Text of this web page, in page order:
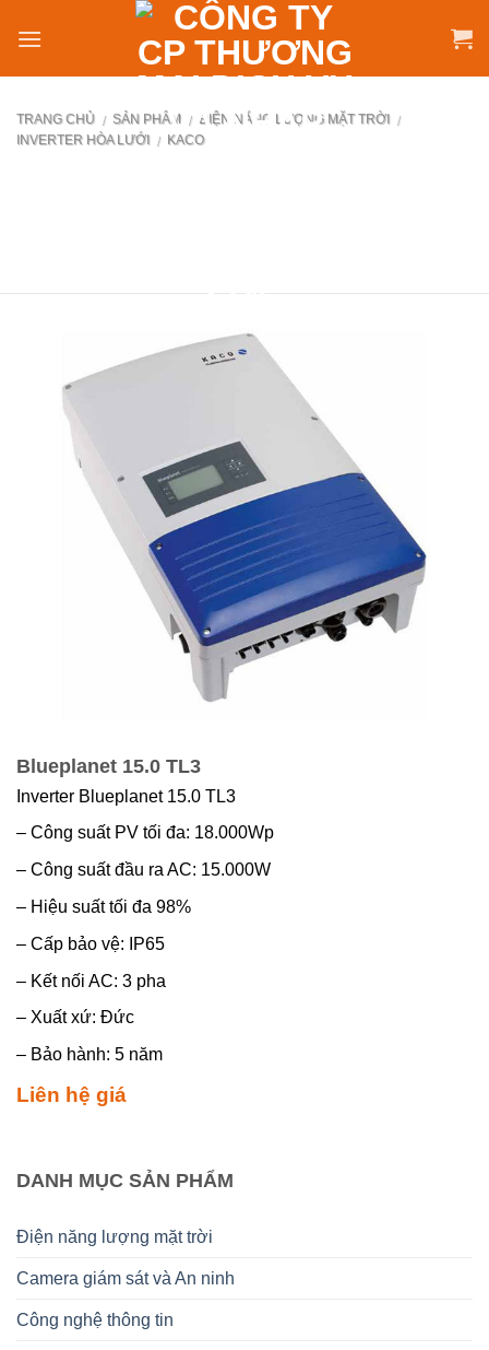
TRANG CHỦ / SẢN PHẨM / ĐIỆN NĂNG LƯỢNG MẶT TRỜI /
INVERTER HÒA LƯỚI / KACO
Blueplanet 15.0 TL3
Inverter Blueplanet 15.0 TL3
– Công suất PV tối đa: 18.000Wp
– Công suất đầu ra AC: 15.000W
– Hiệu suất tối đa 98%
– Cấp bảo vệ: IP65
– Kết nối AC: 3 pha
– Xuất xứ: Đức
– Bảo hành: 5 năm
Liên hệ giá
DANH MỤC SẢN PHẨM
Điện năng lượng mặt trời
Camera giám sát và An ninh
Công nghệ thông tin